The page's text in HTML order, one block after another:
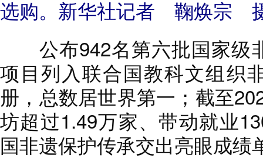
选购。新华社记者 鞠焕宗
公布942名第六批国家级
项目列入联合国教科文组织
册，总数居世界第一；截至
坊超过1.49万家、带动就业
国非遗保护传承交出亮眼成绩